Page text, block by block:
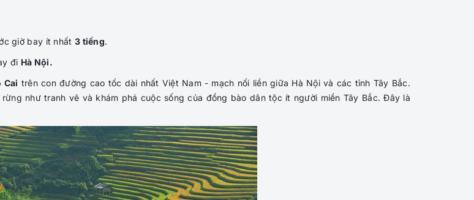
giờ bay ít nhất 3 tiếng.
đi Hà Nội.
Cai trên con đường cao tốc dài nhất Việt Nam - mạch nối liền giữa Hà Nội và các tỉnh Tây Bắc.
như tranh vẽ và khám phá cuộc sống của đồng bào dân tộc ít người miền Tây Bắc. Đây là